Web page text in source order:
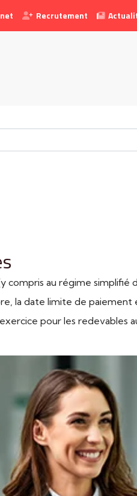
Recrutement
au régime simplifié
la date limite de
pour les redevables